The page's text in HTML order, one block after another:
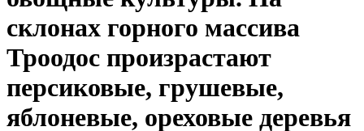
склонах горного массива
Троодос произрастают
персиковые, грушевые,
яблоневые, ореховые деревья